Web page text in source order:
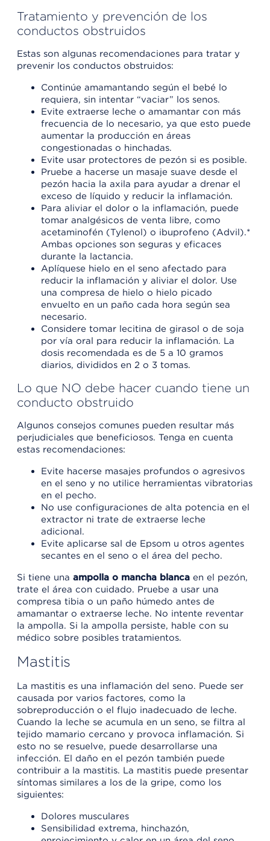
Tratamiento y prevención de los
conductos obstruidos
Estas son algunas recomendaciones para tratar y
prevenir los conductos obstruidos:
Continúe amamantando según el bebé lo
requiera, sin intentar “vaciar” los senos.
Evite extraerse leche o amamantar con más
frecuencia de lo necesario, ya que esto puede
aumentar la producción en áreas
congestionadas o hinchadas.
Evite usar protectores de pezón si es posible.
Pruebe a hacerse un masaje suave desde el
pezón hacia la axila para ayudar a drenar el
exceso de líquido y reducir la inflamación.
Para aliviar el dolor o la inflamación, puede
tomar analgésicos de venta libre, como
acetaminofén (Tylenol) o ibuprofeno (Advil).*
Ambas opciones son seguras y eficaces
durante la lactancia.
Aplíquese hielo en el seno afectado para
reducir la inflamación y aliviar el dolor. Use
una compresa de hielo o hielo picado
envuelto en un paño cada hora según sea
necesario.
Considere tomar lecitina de girasol o de soja
por vía oral para reducir la inflamación. La
dosis recomendada es de 5 a 10 gramos
diarios, divididos en 2 o 3 tomas.
Lo que NO debe hacer cuando tiene un
conducto obstruido
Algunos consejos comunes pueden resultar más
perjudiciales que beneficiosos. Tenga en cuenta
estas recomendaciones:
Evite hacerse masajes profundos o agresivos
en el seno y no utilice herramientas vibratorias
en el pecho.
No use configuraciones de alta potencia en el
extractor ni trate de extraerse leche
adicional.
Evite aplicarse sal de Epsom u otros agentes
secantes en el seno o el área del pecho.
Si tiene una ampolla o mancha blanca en el pezón,
trate el área con cuidado. Pruebe a usar una
compresa tibia o un paño húmedo antes de
amamantar o extraerse leche. No intente reventar
la ampolla. Si la ampolla persiste, hable con su
médico sobre posibles tratamientos.
Mastitis
La mastitis es una inflamación del seno. Puede ser
causada por varios factores, como la
sobreproducción o el flujo inadecuado de leche.
Cuando la leche se acumula en un seno, se filtra al
tejido mamario cercano y provoca inflamación. Si
esto no se resuelve, puede desarrollarse una
infección. El daño en el pezón también puede
contribuir a la mastitis. La mastitis puede presentar
síntomas similares a los de la gripe, como los
siguientes:
Dolores musculares
Sensibilidad extrema, hinchazón,